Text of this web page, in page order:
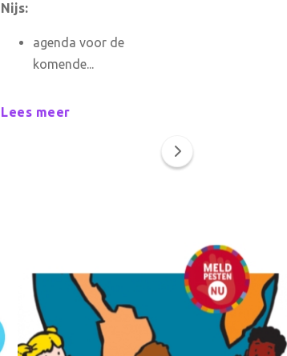
Nijs:
agenda voor de
komende...
Lees meer